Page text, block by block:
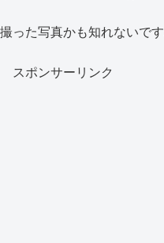
った写真かも知れないです
スポンサーリンク